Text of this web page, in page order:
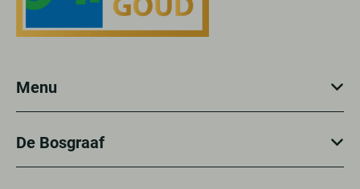
Menu
De Bosgraaf